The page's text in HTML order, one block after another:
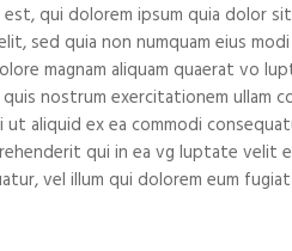
qui dolorem ipsum quia dolor
sed quia non numquam eius
magnam aliquam quaerat vo
quis nostrum exercitationem ullam
ut aliquid ex ea commodi
qui in ea vg luptate velit
vel illum qui dolorem eum